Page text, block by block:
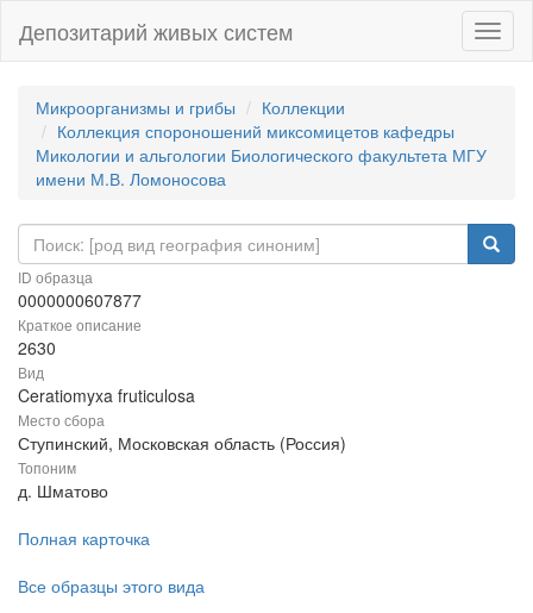
Депозитарий живых систем
Микроорганизмы и грибы
Коллекции
Коллекция спороношений миксомицетов кафедры
Микологии и альгологии Биологического факультета МГУ
имени М.В. Ломоносова
ID образца
0000000607877
Краткое описание
2630
Вид
Ceratiomyxa fruticulosa
Место сбора
Ступинский, Московская область (Россия)
Топоним
д. Шматово
Полная карточка
Все образцы этого вида